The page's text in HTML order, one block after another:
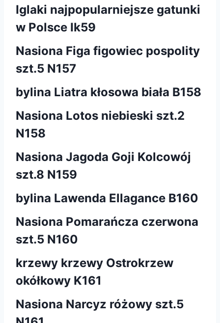
Iglaki najpopularniejsze gatunki
w Polsce Ik59
Nasiona Figa figowiec pospolity
szt.5 N157
bylina Liatra kłosowa biała B158
Nasiona Lotos niebieski szt.2
N158
Nasiona Jagoda Goji Kolcowój
szt.8 N159
bylina Lawenda Ellagance B160
Nasiona Pomarańcza czerwona
szt.5 N160
krzewy krzewy Ostrokrzew
okółkowy K161
Nasiona Narcyz różowy szt.5